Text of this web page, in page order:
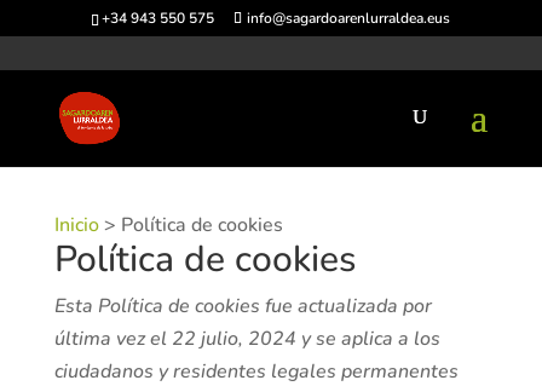
+34 943 550 575 info@sagardoarenlurraldea.eus
Inicio> Política de cookies
Política de cookies
Esta Política de cookies fue actualizada por
última vez el 22 julio, 2024 y se aplica a los
ciudadanos y residentes legales permanentes